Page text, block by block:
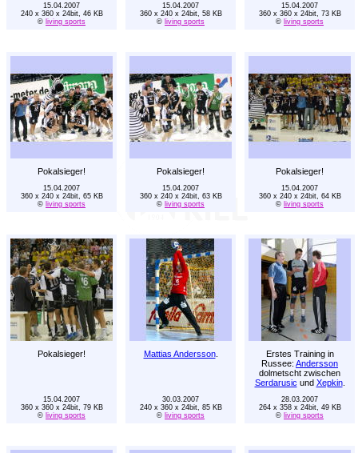
15.04.2007
240 x 360 x 24bit, 46 KB
© living sports
15.04.2007
360 x 240 x 24bit, 58 KB
© living sports
15.04.2007
360 x 360 x 24bit, 73 KB
© living sports
Pokalsieger! Pokalsieger! Pokalsieger!
15.04.2007
360 x 240 x 24bit, 65 KB
© living sports
15.04.2007
360 x 240 x 24bit, 63 KB
© living sports
15.04.2007
360 x 240 x 24bit, 64 KB
© living sports
Pokalsieger! Mattias Andersson.
Erstes Training in
Russee: Andersson
dolmetscht zwischen
Serdarusic und Xepkin.
15.04.2007
360 x 360 x 24bit, 79 KB
© living sports
30.03.2007
240 x 360 x 24bit, 85 KB
© living sports
28.03.2007
264 x 358 x 24bit, 49 KB
© living sports